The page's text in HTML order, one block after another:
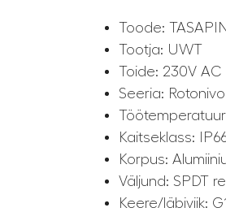
Toode:
Tootja: UWT
Toide: 230V AC
Seeria: Rotonivo
Kaitseklass:
Korpus:
Väljund: SPDT
Keere/läbiviik: